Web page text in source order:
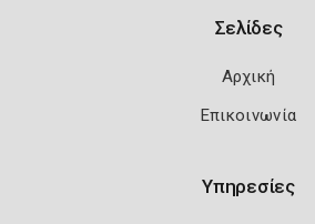
Σελίδες
Αρχική
Επικοινωνία
Υπηρεσίες